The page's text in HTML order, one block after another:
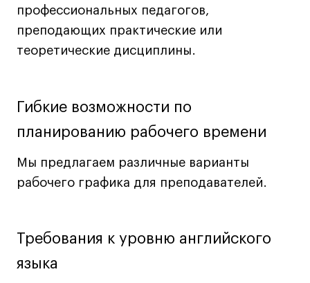
Коммерческий фотограф
Все программы
Интенсивы
Среднесрочные
Все программы
События
профессиональных педагогов,
преподающих практические или
теоретические дисциплины.
Гибкие возможности по
планированию рабочего времени
Мы предлагаем различные варианты
рабочего графика для преподавателей.
Требования к уровню английского
языка